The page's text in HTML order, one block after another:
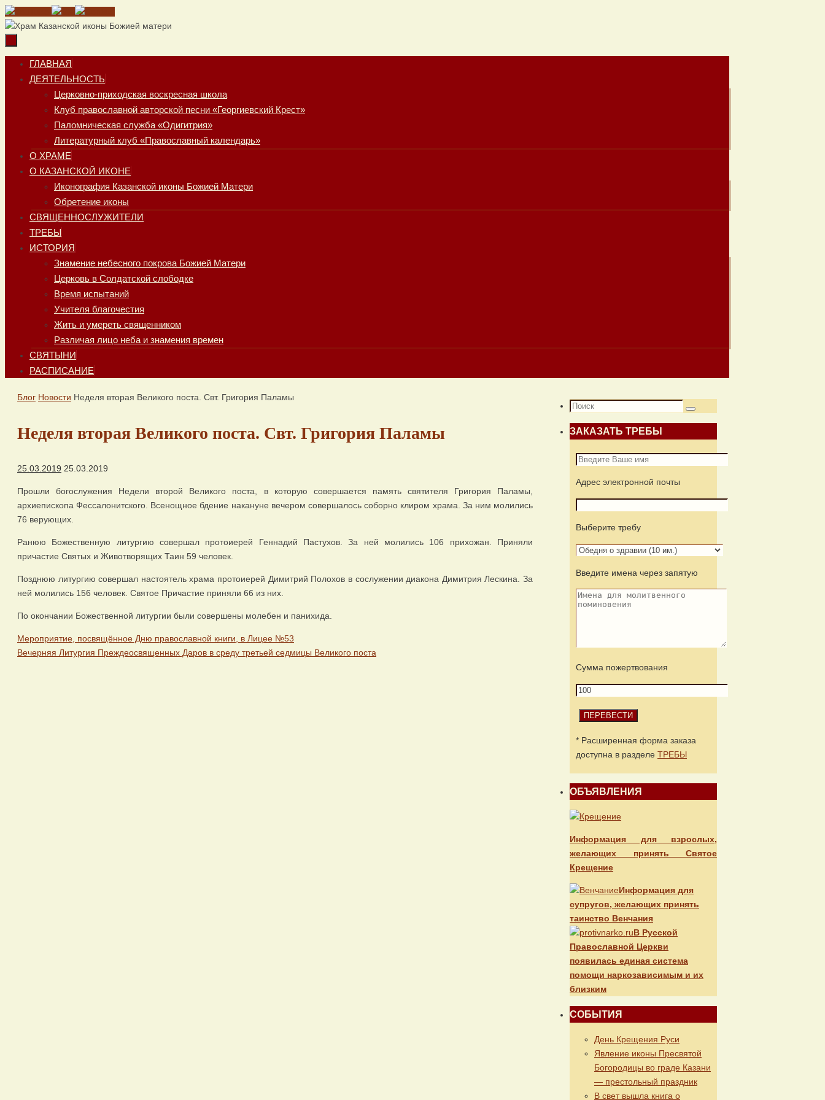
Перейти
к
Перейти
содержимому
ГЛАВНАЯ
ДЕЯТЕЛЬНОСТЬ
Церковно-приходская воскресная школа
Клуб православной авторской песни «Георгиевский Крест»
Паломническая служба «Одигитрия»
Литературный клуб «Православный календарь»
О ХРАМЕ
О КАЗАНСКОЙ ИКОНЕ
Иконография Казанской иконы Божией Матери
Обретение иконы
СВЯЩЕННОСЛУЖИТЕЛИ
ТРЕБЫ
ИСТОРИЯ
Знамение небесного покрова Божией Матери
Церковь в Солдатской слободке
Время испытаний
Учителя благочестия
Жить и умереть священником
Различая лицо неба и знамения времен
СВЯТЫНИ
РАСПИСАНИЕ
Главная
Блог Новости Неделя вторая Великого поста. Свт. Григория Паламы
Неделя вторая Великого поста. Свт. Григория Паламы
25.03.2019 25.03.2019
Прошли богослужения Недели второй Великого поста, в которую совершается память святителя Григория Паламы,
архиепископа Фессалонитского. Всенощное бдение накануне вечером совершалось соборно клиром храма. За ним молились
76 верующих.
Ранюю Божественную литургию совершал протоиерей Геннадий Пастухов. За ней молились 106 прихожан. Приняли
причастие Святых и Животворящих Таин 59 человек.
Позднюю литургию совершал настоятель храма протоиерей Димитрий Полохов в сослужении диакона Димитрия Лескина. За
ней молились 156 человек. Святое Причастие приняли 66 из них.
По окончании Божественной литургии были совершены молебен и панихида.
Мероприятие, посвящённое Дню православной книги, в Лицее №53
Вечерняя Литургия Преждеосвященных Даров в среду третьей седмицы Великого поста
Что
Поиск
ЗАКАЗАТЬ ТРЕБЫ
Адрес электронной почты
Выберите требу
Введите имена через запятую
Сумма пожертвования
* Расширенная форма заказа
доступна в разделе ТРЕБЫ
ОБЪЯВЛЕНИЯ
Информация для взрослых,
желающих принять Святое
Крещение
Информация для
супругов, желающих принять
таинство Венчания
В Русской
Православной Церкви
появилась единая система
помощи наркозависимым и их
близким
СОБЫТИЯ
День Крещения Руси
Явление иконы Пресвятой
Богородицы во граде Казани
— престольный праздник
В свет вышла книга о